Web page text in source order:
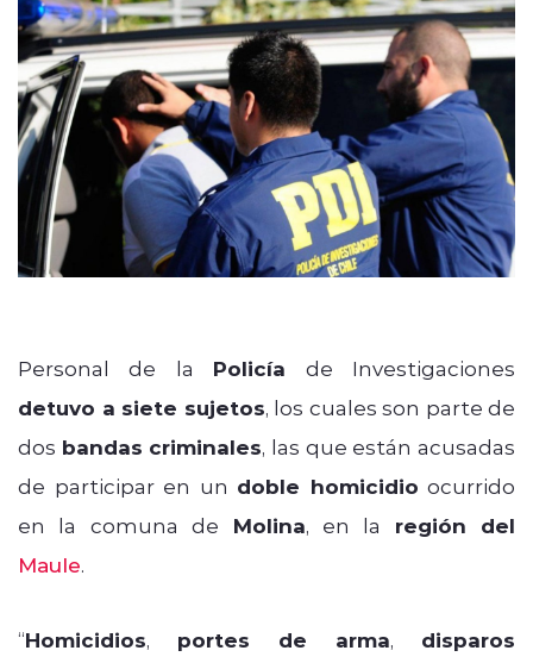
modo claro
Personal de la Policía de Investigaciones
detuvo a siete sujetos, los cuales son parte de
dos bandas criminales, las que están acusadas
de participar en un doble homicidio ocurrido
en la comuna de Molina, en la región del
Maule.
“Homicidios, portes de arma, disparos